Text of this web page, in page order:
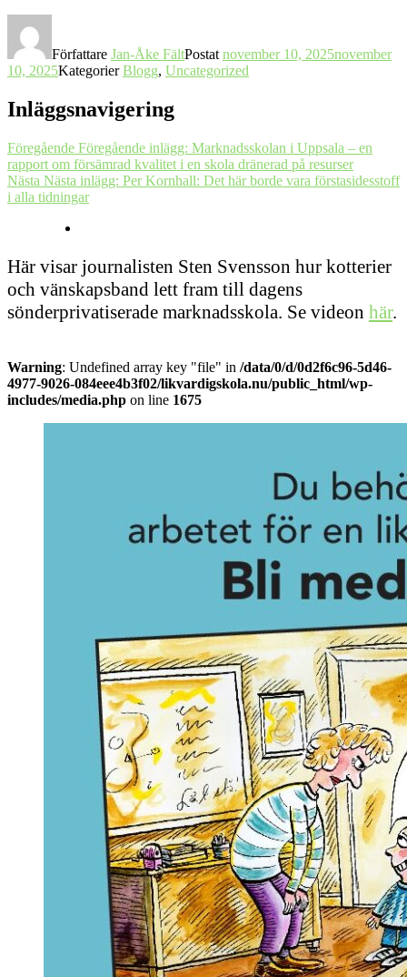
Författare Jan-Åke FältPostat november 10, 2025november
10, 2025KategorierBlogg, Uncategorized
Inläggsnavigering
Föregående Föregående inlägg: Marknadsskolan i Uppsala – en
rapport om försämrad kvalitet i en skola dränerad på resurser
Nästa Nästa inlägg: Per Kornhall: Det här borde vara förstasidesstoff
i alla tidningar
Här visar journalisten Sten Svensson hur kotterier
och vänskapsband lett fram till dagens
sönderprivatiserade marknadsskola. Se videon här.
Warning: Undefined array key "file" in /data/0/d/0d2f6c96-5d46-
4977-9026-084eee4b3f02/likvardigskola.nu/public_html/wp-
includes/media.php on line 1675